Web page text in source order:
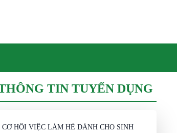
TIN TUYỂN DỤNG
CƠ HỘI VIỆC LÀM HÈ DÀNH CHO SINH